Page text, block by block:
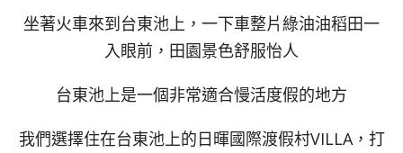
坐著火車來到台東池上，一下車整片綠油油稻田一
入眼前，田園景色舒服怡人
台東池上是一個非常適合慢活度假的地方
我們選擇住在台東池上的日暉國際渡假村VILLA，打